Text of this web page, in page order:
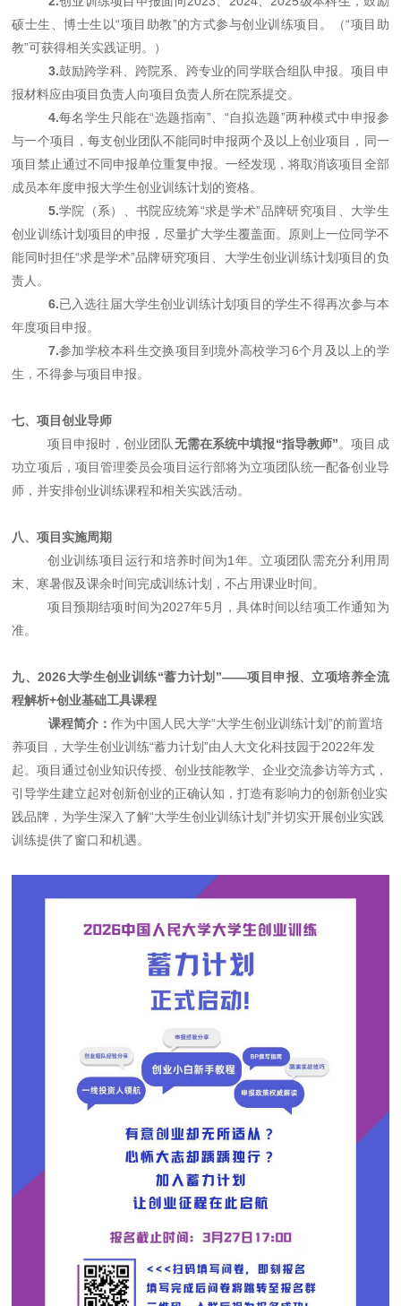
硕士生、博士生以“项目助教”的方式参与创业训练项目。（“项目助
教”可获得相关实践证明。）
3.鼓励跨学科、跨院系、跨专业的同学联合组队申报。项目申
报材料应由项目负责人向项目负责人所在院系提交。
4.每名学生只能在“选题指南”、“自拟选题”两种模式中申报参
与一个项目，每支创业团队不能同时申报两个及以上创业项目，同一
项目禁止通过不同申报单位重复申报。一经发现，将取消该项目全部
成员本年度申报大学生创业训练计划的资格。
5.学院（系）、书院应统筹“求是学术”品牌研究项目、大学生
创业训练计划项目的申报，尽量扩大学生覆盖面。原则上一位同学不
能同时担任“求是学术”品牌研究项目、大学生创业训练计划项目的负
责人。
6.已入选往届大学生创业训练计划项目的学生不得再次参与本
年度项目申报。
7.参加学校本科生交换项目到境外高校学习6个月及以上的学
生，不得参与项目申报。
七、项目创业导师
项目申报时，创业团队无需在系统中填报“指导教师”。项目成
功立项后，项目管理委员会项目运行部将为立项团队统一配备创业导
师，并安排创业训练课程和相关实践活动。
八、项目实施周期
创业训练项目运行和培养时间为1年。立项团队需充分利用周
末、寒暑假及课余时间完成训练计划，不占用课业时间。
项目预期结项时间为2027年5月，具体时间以结项工作通知为
准。
九、2026大学生创业训练“蓄力计划”——项目申报、立项培养全流
程解析+创业基础工具课程
课程简介： 作为中国人民大学“大学生创业训练计划”的前置培
养项目，大学生创业训练“蓄力计划”由人大文化科技园于2022年发
起。项目通过创业知识传授、创业技能教学、企业交流参访等方式，
引导学生建立起对创新创业的正确认知，打造有影响力的创新创业实
践品牌，为学生深入了解“大学生创业训练计划”并切实开展创业实践
训练提供了窗口和机遇。